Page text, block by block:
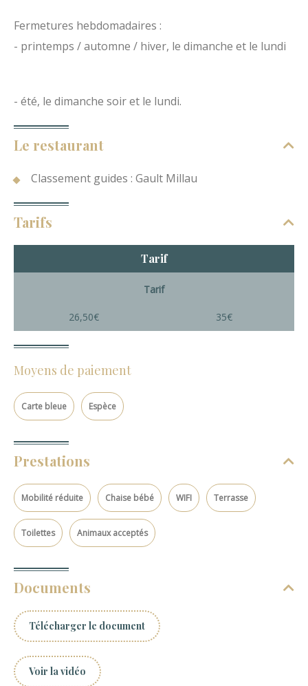
Fermetures hebdomadaires :
- printemps / automne / hiver, le dimanche et le lundi
- été, le dimanche soir et le lundi.
Le restaurant
Classement guides : Gault Millau
Tarifs
Tarif
Tarif
26,50€ 35€
Moyens de paiement
Carte bleue Espèce
Prestations
Mobilité réduite Chaise bébé WIFI Terrasse
Toilettes Animaux acceptés
Documents
Télécharger le document
Voir la vidéo